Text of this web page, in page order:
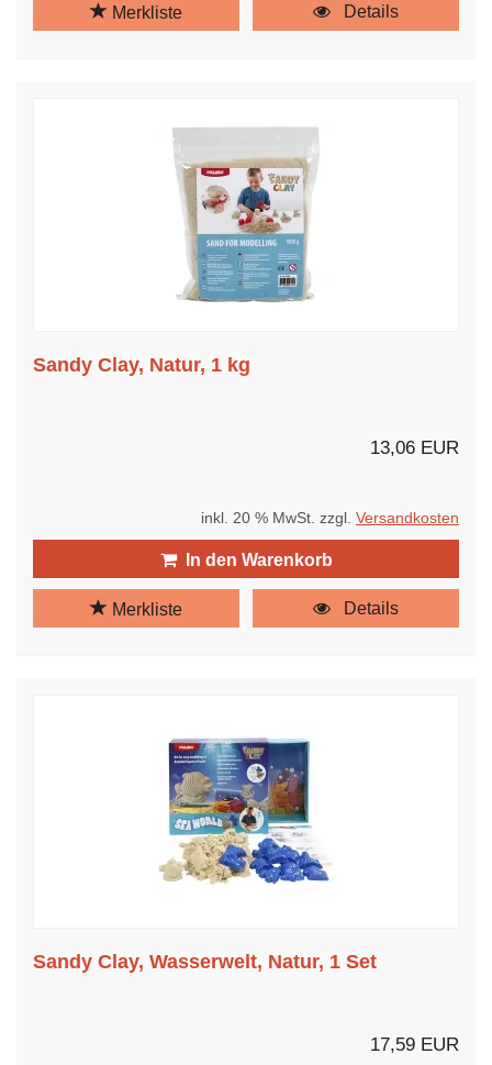
Merkliste Details
Sandy Clay, Natur, 1 kg
13,06 EUR
inkl. 20 % MwSt. zzgl. Versandkosten
In den Warenkorb
Merkliste Details
Sandy Clay, Wasserwelt, Natur, 1 Set
17,59 EUR